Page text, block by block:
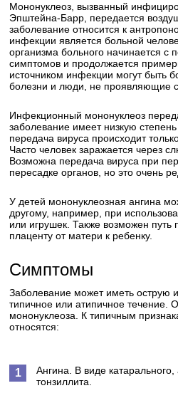
Мононуклеоз, вызванный
Эпштейна-Барр, передается
заболевание относится к
инфекции является больной
организма больного начинается с
симптомов и продолжается
источником инфекции могут быть
болезни и люди, не проявляющие
Инфекционный мононуклеоз
заболевание имеет низкую
передача вируса происходит
Часто человек заражается через
Возможна передача вируса при
пересадке органов, но это очень
У детей мононуклеозная ангина
другому, например, при
или игрушек. Также возможен
плаценту от матери к ребенку.
Симптомы
Заболевание может иметь острую
типичное или атипичное течение.
мононуклеоза. К типичным
относятся:
Ангина.
В виде катарального,
тонзиллита.